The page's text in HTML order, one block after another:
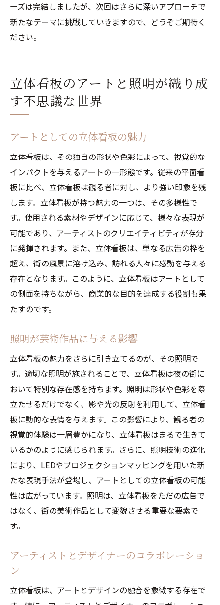
ーズは完結しましたが、次回はさらに深いアプローチで
新たなテーマに挑戦していきますので、どうぞご期待く
ださい。
立体看板のアートと照明が織り成
す不思議な世界
アートとしての立体看板の魅力
立体看板は、その独自の形状や色彩によって、視覚的な
インパクトを与えるアートの一形態です。従来の平面看
板に比べ、立体看板は観る者に対し、より強い印象を残
します。立体看板が持つ魅力の一つは、その多様性で
す。使用される素材やデザインに応じて、様々な表現が
可能であり、アーティストのクリエイティビティが存分
に発揮されます。また、立体看板は、単なる広告の枠を
超え、街の風景に溶け込み、訪れる人々に感動を与える
存在となります。このように、立体看板はアートとして
の側面を持ちながら、商業的な目的を達成する役割も果
たすのです。
照明が芸術作品に与える影響
立体看板の魅力をさらに引き立てるのが、その照明で
す。適切な照明が施されることで、立体看板は夜の街に
おいて特別な存在感を持ちます。照明は形状や色彩を際
立たせるだけでなく、影や光の反射を利用して、立体看
板に動的な表情を与えます。この影響により、観る者の
視覚的体験は一層豊かになり、立体看板はまるで生きて
いるかのように感じられます。さらに、照明技術の進化
により、LEDやプロジェクションマッピングを用いた新
たな表現手法が登場し、アートとしての立体看板の可能
性は広がっています。照明は、立体看板をただの広告で
はなく、街の美術作品として変貌させる重要な要素で
す。
アーティストとデザイナーのコラボレーショ
ン
立体看板は、アートとデザインの融合を象徴する存在で